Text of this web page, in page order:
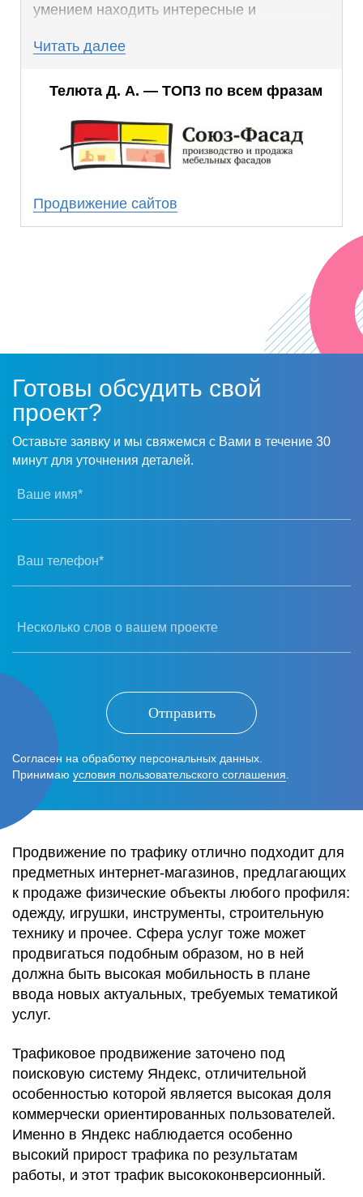
умением находить интересные и
отличные результаты.
Благодаря работе, проделанной SEO-
стабильно высоких позиций по ключевым
запросам.
Результаты совместной работы превзошли
число клиентов из поиска, которое с
каждым месяцем растет.
Читать далее
Телюта Д. А. — ТОП3 по всем фразам
Продвижение сайтов
Готовы обсудить свой
проект?
Оставьте заявку и мы свяжемся с Вами в течение 30
минут для уточнения деталей.
Ваше имя*
Ваш телефон*
Несколько слов о вашем проекте
Отправить
Согласен на обработку персональных данных.
Принимаю условия пользовательского соглашения
Продвижение по трафику отлично подходит для
предметных интернет-магазинов, предлагающих
к продаже физические объекты любого профиля:
одежду, игрушки, инструменты, строительную
технику и прочее. Сфера услуг тоже может
продвигаться подобным образом, но в ней
должна быть высокая мобильность в плане
ввода новых актуальных, требуемых тематикой
услуг.
Трафиковое продвижение заточено под
поисковую систему Яндекс, отличительной
особенностью которой является высокая доля
коммерчески ориентированных пользователей.
Именно в Яндекс наблюдается особенно
высокий прирост трафика по результатам
работы, и этот трафик высококонверсионный.